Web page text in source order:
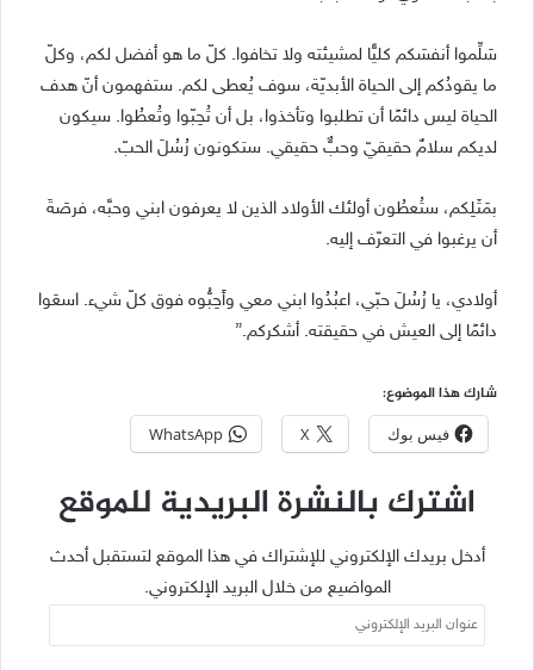
سَلِّموا أنفسَكم كليًّا لمشيئته ولا تخافوا. كلّ ما هو أفضل لكم، وكلّ
ما يقودُكم إلى الحياة الأبديّة، سوف يُعطى لكم. ستفهمون أنّ هدف
الحياة ليس دائمًا أن تطلبوا وتأخذوا، بل أن تُحِبّوا وتُعطُوا. سيكون
لديكم سلامٌ حقيقيّ وحبٌّ حقيقي. ستكونون رُسُلَ الحبّ.
بمَثَلِكم، ستُعطُون أولئك الأولاد الذين لا يعرفون ابني وحبَّه، فرصَةَ
أن يرغبوا في التعرّف إليه.
أولادي، يا رُسُلَ حبّي، اعبُدُوا ابني معي وأَحِبُّوه فوق كلّ شيء. اسعَوا
دائمًا إلى العيش في حقيقته. أشكركم.”
شارك هذا الموضوع:
فيس بوك X
WhatsApp
اشترك بالنشرة البريدية للموقع
أدخل بريدك الإلكتروني للإشتراك في هذا الموقع لتستقبل أحدث
المواضيع من خلال البريد الإلكتروني.
عنوان
البريد